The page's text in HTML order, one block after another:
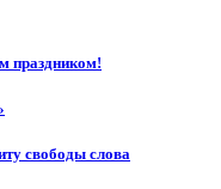
праздником!
свободы слова